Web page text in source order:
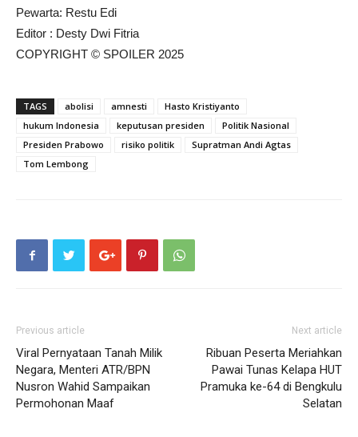
Pewarta: Restu Edi
Editor : Desty Dwi Fitria
COPYRIGHT © SPOILER 2025
TAGS abolisi amnesti
Hasto Kristiyanto
hukum Indonesia
keputusan presiden
Politik Nasional
Presiden Prabowo
risiko politik
Supratman Andi Agtas
Tom Lembong
Previous article
Viral Pernyataan Tanah Milik
Negara, Menteri ATR/BPN
Nusron Wahid Sampaikan
Permohonan Maaf
Next article
Ribuan Peserta Meriahkan
Pawai Tunas Kelapa HUT
Pramuka ke-64 di Bengkulu
Selatan